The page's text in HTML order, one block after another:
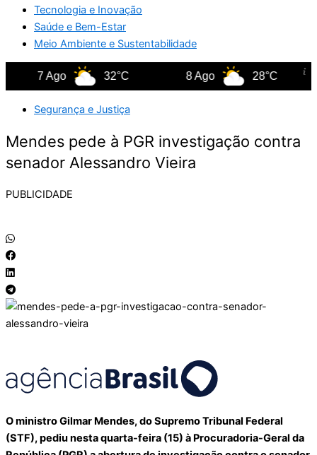
Tecnologia e Inovação
Saúde e Bem-Estar
Meio Ambiente e Sustentabilidade
7 Ago 32°C 8 Ago 28°C
Segurança e Justiça
Mendes pede à PGR investigação contra
senador Alessandro Vieira
PUBLICIDADE
O ministro Gilmar Mendes, do Supremo Tribunal Federal
(STF), pediu nesta quarta-feira (15) à Procuradoria-Geral da